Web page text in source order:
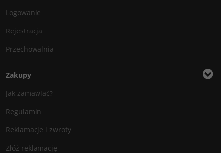
Logowanie
Rejestracja
Przechowalnia
Zakupy
Jak zamawiać?
Regulamin
Reklamacje i zwroty
Złóż reklamację